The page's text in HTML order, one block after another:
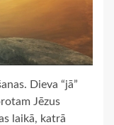
Dieva “jā”
Jēzus
laikā, katrā